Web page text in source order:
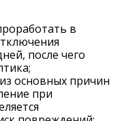
в
после чего
основных причин
при